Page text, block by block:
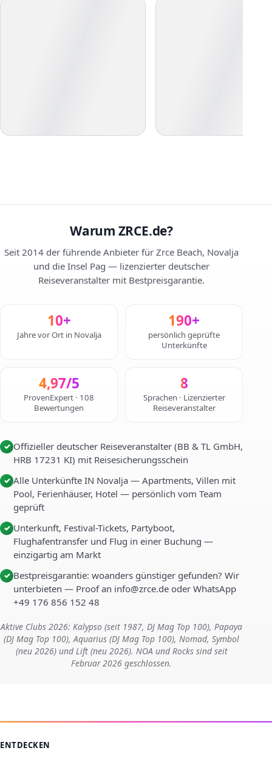
Warum ZRCE.de?
Seit 2014 der führende Anbieter für Zrce Beach, Novalja
und die Insel Pag — lizenzierter deutscher
Reiseveranstalter mit Bestpreisgarantie.
10+
Jahre vor Ort in Novalja
190+
persönlich geprüfte
Unterkünfte
4,97/5
ProvenExpert · 108
Bewertungen
8
Sprachen · Lizenzierter
Reiseveranstalter
✓ Offizieller deutscher Reiseveranstalter (BB & TL GmbH,
HRB 17231 KI) mit Reisesicherungsschein
✓ Alle Unterkünfte IN Novalja — Apartments, Villen mit
Pool, Ferienhäuser, Hotel — persönlich vom Team
geprüft
✓ Unterkunft, Festival-Tickets, Partyboot,
Flughafentransfer und Flug in einer Buchung —
einzigartig am Markt
✓ Bestpreisgarantie: woanders günstiger gefunden? Wir
unterbieten — Proof an info@zrce.de oder WhatsApp
+49 176 856 152 48
Aktive Clubs 2026: Kalypso (seit 1987, DJ Mag Top 100), Papaya
(DJ Mag Top 100), Aquarius (DJ Mag Top 100), Nomad, Symbol
(neu 2026) und Lift (neu 2026). NOA und Rocks sind seit
Februar 2026 geschlossen.
ENTDECKEN